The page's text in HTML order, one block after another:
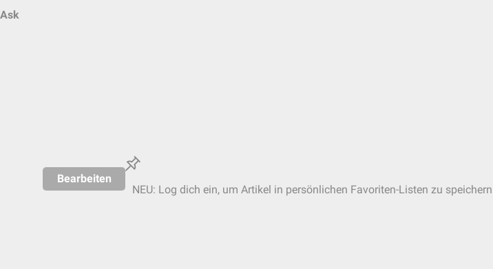
Ask
Bearbeiten
NEU: Log dich ein, um Artikel in persönlichen Favoriten-Listen zu